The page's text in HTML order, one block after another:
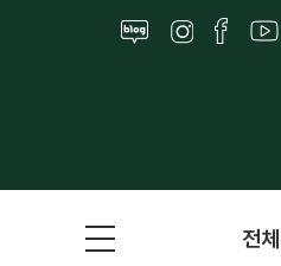
전